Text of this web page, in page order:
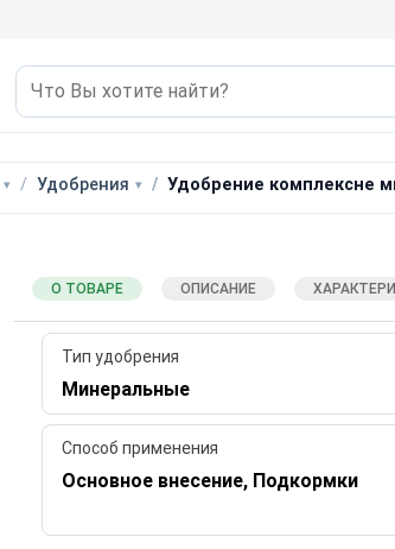
Удобрения Удобрение комплексне
О ТОВАРЕ ОПИСАНИЕ
Тип удобрения
Минеральные
Способ применения
Основное внесение, Подкормки